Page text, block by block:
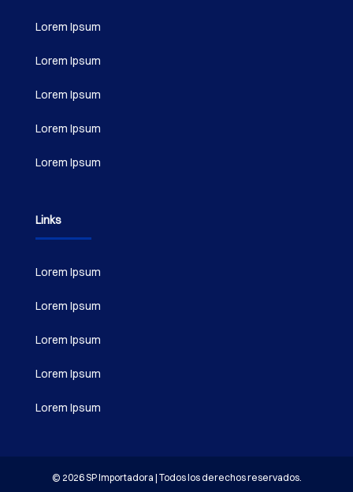
Lorem Ipsum
Lorem Ipsum
Lorem Ipsum
Lorem Ipsum
Lorem Ipsum
Links
Lorem Ipsum
Lorem Ipsum
Lorem Ipsum
Lorem Ipsum
Lorem Ipsum
© 2026 SP Importadora | Todos los derechos reservados.